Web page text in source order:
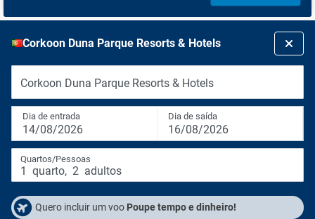
Corkoon Duna Parque Resorts & Hotels
Corkoon Duna Parque Resorts & Hotels
Dia de entrada
14/08/2026
Dia de saída
16/08/2026
Quartos/Pessoas
1 quarto, 2 adultos
Quero incluir um voo Poupe tempo e dinheiro!